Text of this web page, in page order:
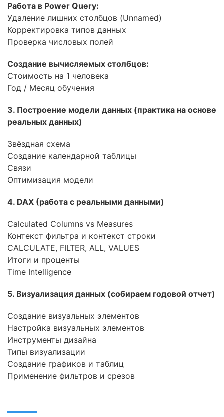
Юриспруденция
Бухгалтерия
данными
PostgreSQL
VMware
Работа в Power Query:
Удаление лишних столбцов (Unnamed)
Корректировка типов данных
Проверка числовых полей
Создание вычисляемых столбцов:
Стоимость на 1 человека
Год / Месяц обучения
3. Построение модели данных (практика на основе
реальных данных)
Звёздная схема
Создание календарной таблицы
Связи
Оптимизация модели
4. DAX (работа с реальными данными)
Calculated Columns vs Measures
Контекст фильтра и контекст строки
CALCULATE, FILTER, ALL, VALUES
Итоги и проценты
Time Intelligence
5. Визуализация данных (собираем годовой отчет)
Создание визуальных элементов
Настройка визуальных элементов
Инструменты дизайна
Типы визуализации
Создание графиков и таблиц
Применение фильтров и срезов